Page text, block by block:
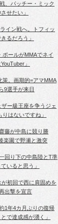
、パッチー・ミック
せたい」
イン戦へ。トフィッ
るだろう」
ポールがMMAでネイ
」
策。画期的=アマMMA
9選手が来日
ザー級王座を争うジェ
はないですね」
藤が中島に競り勝
楽園で野瀬と激突
回り下の中島陸とT準
いると思う」
が初回で西に肩固めを
出撃を宣言
1年4カ月ぶりの復帰
で達成感が湧く」